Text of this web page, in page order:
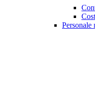
Personale